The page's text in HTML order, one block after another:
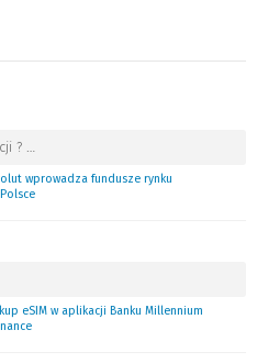
?
wprowadza fundusze rynku
eSIM w aplikacji Banku Millennium